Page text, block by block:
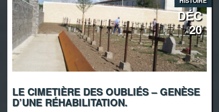
DÉC
20
LE CIMETIÈRE DES OUBLIÉS – GENÈSE
D’UNE RÉHABILITATION.